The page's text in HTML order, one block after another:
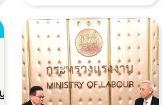
สุขภาพของชาว
ธรรมศาสตร์ ปูทางสู่
‘มหาวิทยาลัยสุขภาวะ
ดีแห่งอนาคต’